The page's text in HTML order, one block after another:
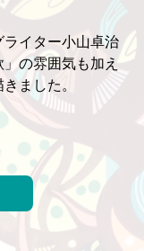
ライター小山卓治
」の雰囲気も加え
ました。